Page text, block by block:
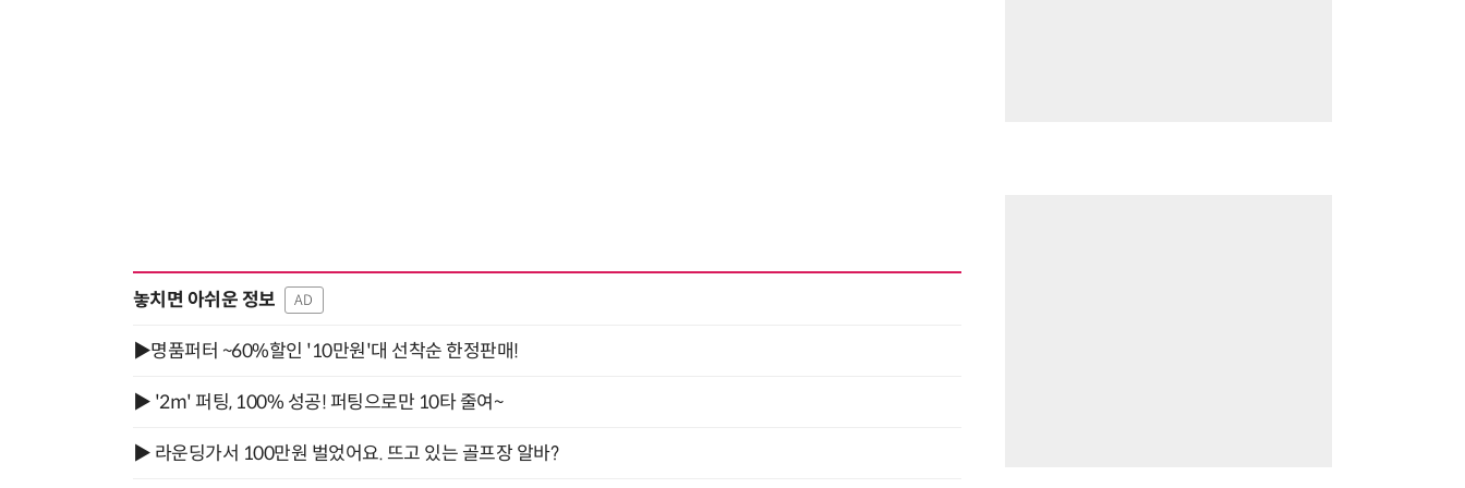
놓치면 아쉬운 정보 AD
▶명품퍼터 ~60%할인 '10만원'대 선착순 한정판매!
▶ '2m' 퍼팅, 100% 성공! 퍼팅으로만 10타 줄여~
▶ 라운딩가서 100만원 벌었어요. 뜨고 있는 골프장 알바?